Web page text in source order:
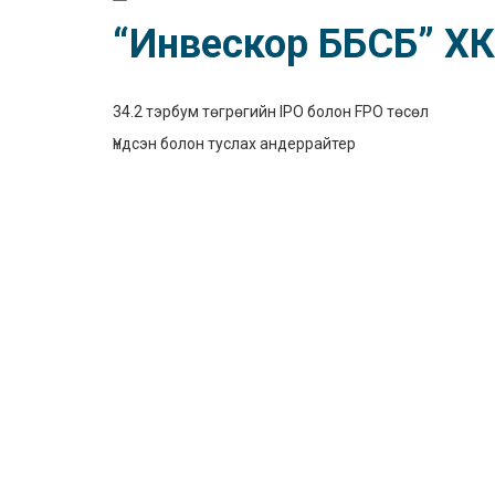
“Инвескор ББСБ” ХК
34.2 тэрбум төгрөгийн IPO болон FPO төсөл
Үндсэн болон туслах андеррайтер